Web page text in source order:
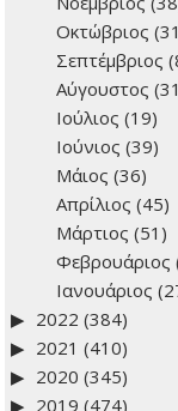
Ιστορικό:
2026 (278)
2025 (443)